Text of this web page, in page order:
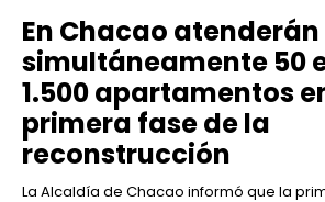
En Chacao atenderán
simultáneamente 50
1.500 apartamentos
primera fase de la
reconstrucción
La Alcaldía de Chacao informó que la